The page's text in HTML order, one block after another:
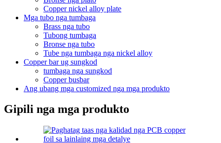
Copper nickel alloy plate
Mga tubo nga tumbaga
Brass nga tubo
Tubong tumbaga
Bronse nga tubo
Tube nga tumbaga nga nickel alloy
Copper bar ug sungkod
tumbaga nga sungkod
Copper busbar
Ang ubang mga customized nga mga produkto
Gipili nga mga produkto